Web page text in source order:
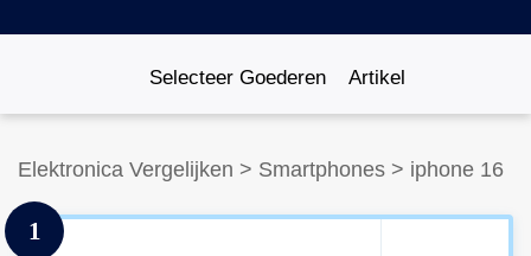
Selecteer Goederen Artikel
Elektronica Vergelijken > Smartphones > iphone 16
1